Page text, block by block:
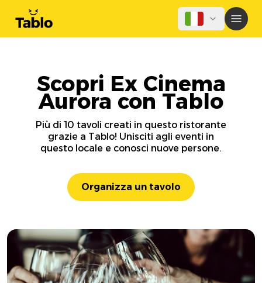
Scopri Ex Cinema
Aurora con Tablo
Più di 10 tavoli creati in questo ristorante
grazie a Tablo! Unisciti agli eventi in
questo locale e conosci nuove persone.
Organizza un tavolo